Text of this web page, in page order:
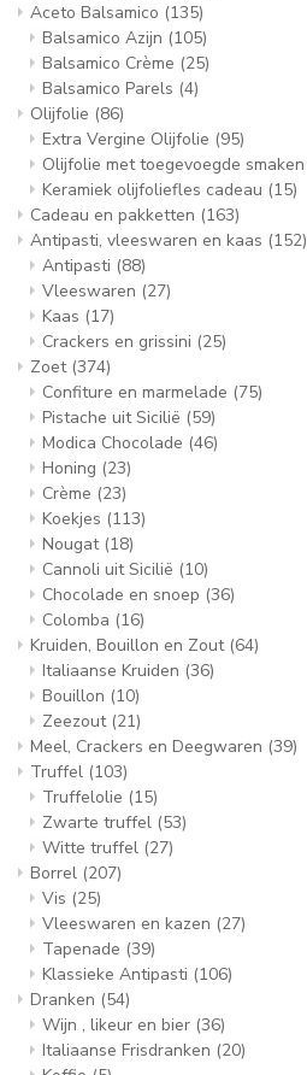
Aceto Balsamico (135)
Balsamico Azijn (105)
Balsamico Crème (25)
Balsamico Parels (4)
Olijfolie (86)
Extra Vergine Olijfolie (95)
Olijfolie met toegevoegde smaken
Keramiek olijfoliefles cadeau (15)
Cadeau en pakketten (163)
Antipasti, vleeswaren en kaas (152)
Antipasti (88)
Vleeswaren (27)
Kaas (17)
Crackers en grissini (25)
Zoet (374)
Confiture en marmelade (75)
Pistache uit Sicilië (59)
Modica Chocolade (46)
Honing (23)
Crème (23)
Koekjes (113)
Nougat (18)
Cannoli uit Sicilië (10)
Chocolade en snoep (36)
Colomba (16)
Kruiden, Bouillon en Zout (64)
Italiaanse Kruiden (36)
Bouillon (10)
Zeezout (21)
Meel, Crackers en Deegwaren (39)
Truffel (103)
Truffelolie (15)
Zwarte truffel (53)
Witte truffel (27)
Borrel (207)
Vis (25)
Vleeswaren en kazen (27)
Tapenade (39)
Klassieke Antipasti (106)
Dranken (54)
Wijn , likeur en bier (36)
Italiaanse Frisdranken (20)